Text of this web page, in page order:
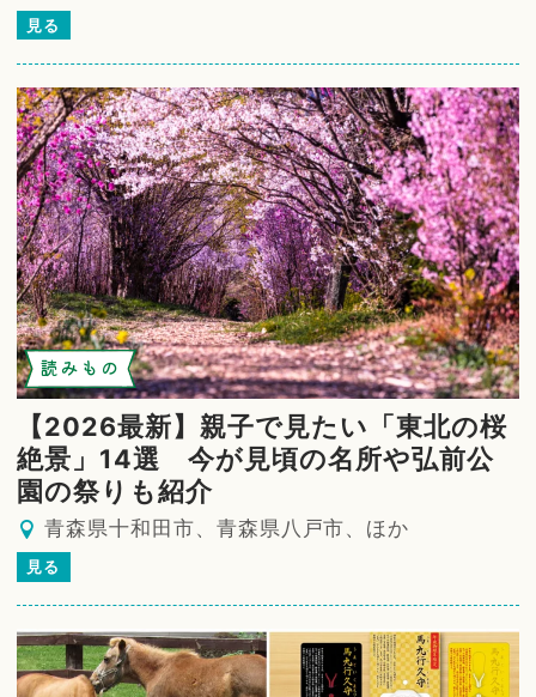
見る
読みもの
【2026最新】親子で見たい「東北の桜
絶景」14選 今が見頃の名所や弘前公
園の祭りも紹介
青森県十和田市、青森県八戸市、ほか
見る